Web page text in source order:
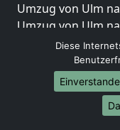
Umzug von Ulm
Umzug von Ulm
Umzug von Ulm
Umzug von Ulm
Umzug von Ulm
Diese